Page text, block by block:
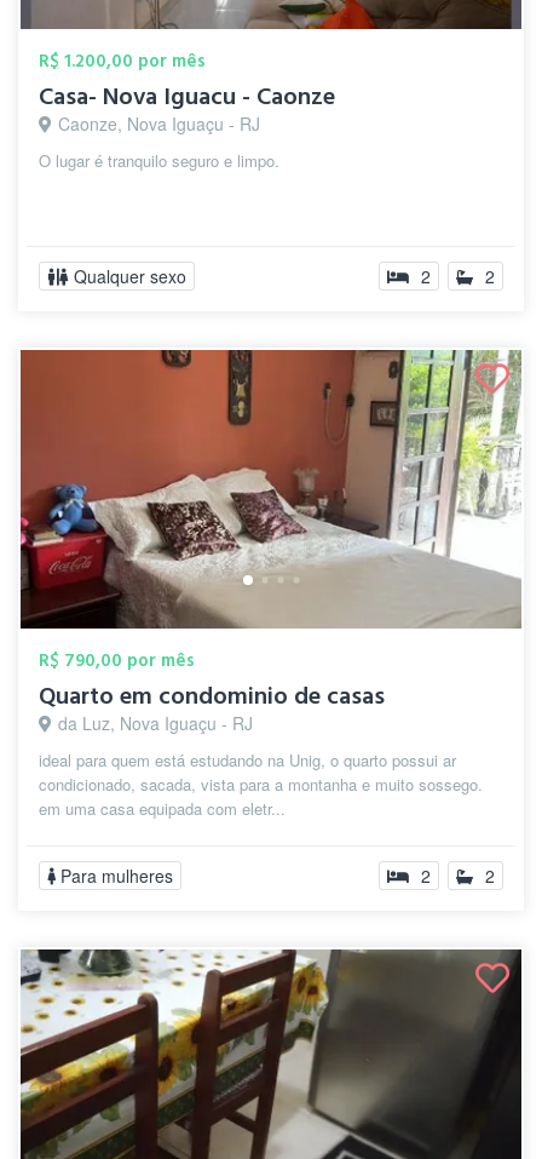
R$ 1.200,00 por mês
Casa- Nova Iguacu - Caonze
Caonze, Nova Iguaçu - RJ
O lugar é tranquilo seguro e limpo.
Qualquer sexo 2 2
R$ 790,00 por mês
Quarto em condominio de casas
da Luz, Nova Iguaçu - RJ
ideal para quem está estudando na Unig, o quarto possui ar
condicionado, sacada, vista para a montanha e muito sossego.
em uma casa equipada com eletr...
Para mulheres 2 2